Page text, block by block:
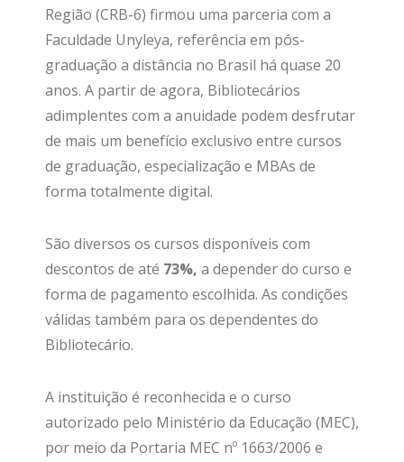
Região (CRB-6) firmou uma parceria com a
Faculdade Unyleya, referência em pós-
graduação a distância no Brasil há quase 20
anos. A partir de agora, Bibliotecários
adimplentes com a anuidade podem desfrutar
de mais um benefício exclusivo entre cursos
de graduação, especialização e MBAs de
forma totalmente digital.
São diversos os cursos disponíveis com
descontos de até 73%, a depender do curso e
forma de pagamento escolhida. As condições
válidas também para os dependentes do
Bibliotecário.
A instituição é reconhecida e o curso
autorizado pelo Ministério da Educação (MEC),
por meio da Portaria MEC nº 1663/2006 e